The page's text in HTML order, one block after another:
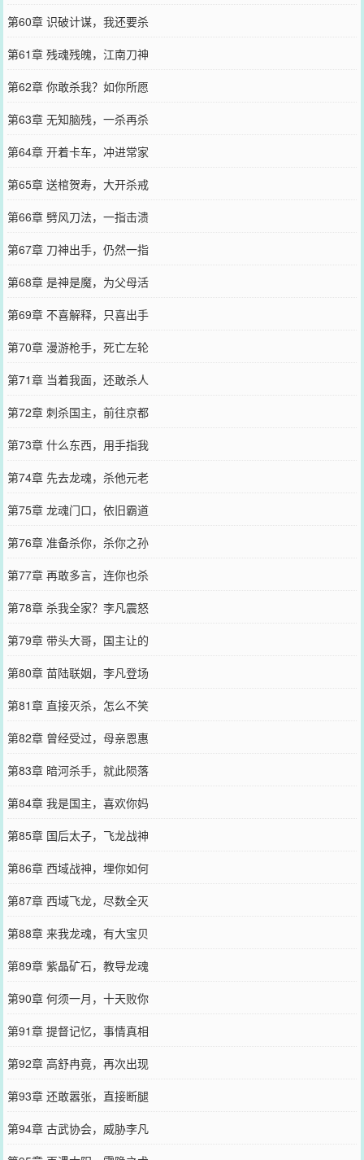
第60章 识破计谋，我还要杀
第61章 残魂残魄，江南刀神
第62章 你敢杀我？如你所愿
第63章 无知脑残，一杀再杀
第64章 开着卡车，冲进常家
第65章 送棺贺寿，大开杀戒
第66章 劈风刀法，一指击溃
第67章 刀神出手，仍然一指
第68章 是神是魔，为父母活
第69章 不喜解释，只喜出手
第70章 漫游枪手，死亡左轮
第71章 当着我面，还敢杀人
第72章 刺杀国主，前往京都
第73章 什么东西，用手指我
第74章 先去龙魂，杀他元老
第75章 龙魂门口，依旧霸道
第76章 准备杀你，杀你之孙
第77章 再敢多言，连你也杀
第78章 杀我全家？李凡震怒
第79章 带头大哥，国主让的
第80章 苗陆联姻，李凡登场
第81章 直接灭杀，怎么不笑
第82章 曾经受过，母亲恩惠
第83章 暗河杀手，就此陨落
第84章 我是国主，喜欢你妈
第85章 国后太子，飞龙战神
第86章 西域战神，埋你如何
第87章 西域飞龙，尽数全灭
第88章 来我龙魂，有大宝贝
第89章 紫晶矿石，教导龙魂
第90章 何须一月，十天败你
第91章 提督记忆，事情真相
第92章 高舒冉竟，再次出现
第93章 还敢嚣张，直接断腿
第94章 古武协会，威胁李凡